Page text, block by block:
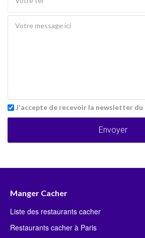
J'accepte de recevoir la newsletter
Envoyer
Manger Cacher
Liste des restaurants cacher
Restaurants cacher à Paris